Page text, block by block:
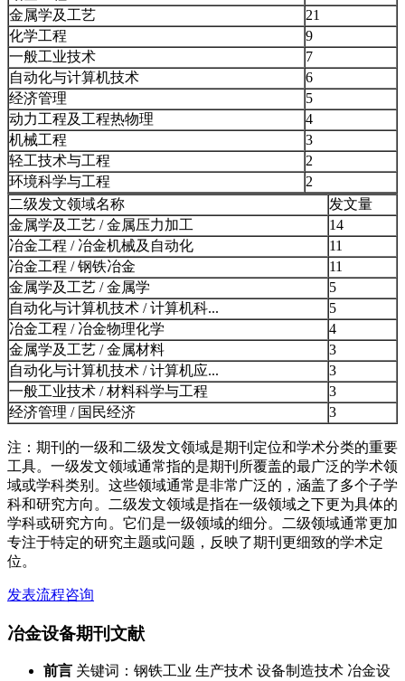
金属学及工艺
21
化学工程
9
一般工业技术
7
自动化与计算机技术
6
经济管理
5
动力工程及工程热物理
4
机械工程
3
轻工技术与工程
2
环境科学与工程
2
二级发文领域名称
发文量
金属学及工艺 / 金属压力加工
14
冶金工程 / 冶金机械及自动化
11
冶金工程 / 钢铁冶金
11
金属学及工艺 / 金属学
5
自动化与计算机技术 / 计算机科...
5
冶金工程 / 冶金物理化学
4
金属学及工艺 / 金属材料
3
自动化与计算机技术 / 计算机应...
3
一般工业技术 / 材料科学与工程
3
经济管理 / 国民经济
3
注：期刊的一级和二级发文领域是期刊定位和学术分类的重要
工具。一级发文领域通常指的是期刊所覆盖的最广泛的学术领
域或学科类别。这些领域通常是非常广泛的，涵盖了多个子学
科和研究方向。二级发文领域是指在一级领域之下更为具体的
学科或研究方向。它们是一级领域的细分。二级领域通常更加
专注于特定的研究主题或问题，反映了期刊更细致的学术定
位。
发表流程咨询
冶金设备期刊文献
前言 关键词：钢铁工业 生产技术 设备制造技术 冶金设